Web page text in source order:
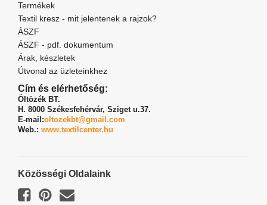
Termékek
Textil kresz - mit jelentenek a rajzok?
ÁSZF
ÁSZF - pdf. dokumentum
Árak, készletek
Útvonal az üzleteinkhez
Cím és elérhetőség:
Öltözék BT.
H. 8000 Székesfehérvár, Sziget u.37.
E-mail:oltozekbt@gmail.com
Web.: www.textilcenter.hu
Közösségi Oldalaink